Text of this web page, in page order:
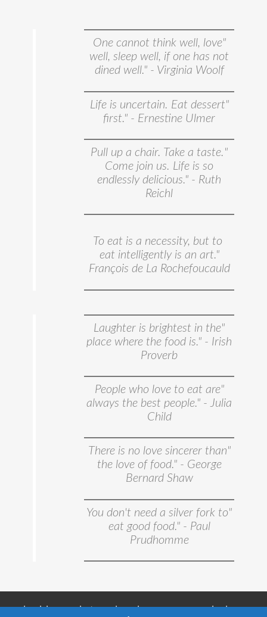
"One cannot think well, love
well, sleep well, if one has not
dined well." - Virginia Woolf
"Life is uncertain. Eat dessert
first." - Ernestine Ulmer
"Pull up a chair. Take a taste.
Come join us. Life is so
endlessly delicious." - Ruth
Reichl
To eat is a necessity, but to
eat intelligently is an art."
François de La Rochefoucauld
"Laughter is brightest in the
place where the food is." - Irish
Proverb
"People who love to eat are
always the best people." - Julia
Child
"There is no love sincerer than
the love of food." - George
Bernard Shaw
"You don't need a silver fork to
eat good food." - Paul
Prudhomme